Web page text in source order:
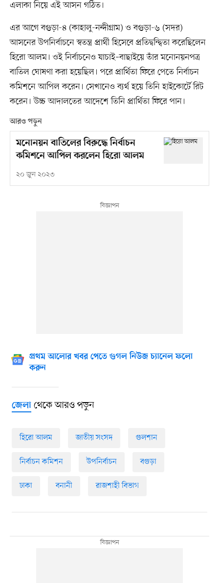
এলাকা নিয়ে এই আসন গঠিত।
এর আগে বগুড়া-৪ (কাহালু-নন্দীগ্রাম) ও বগুড়া-৬ (সদর)
আসনের উপনির্বাচনে স্বতন্ত্র প্রার্থী হিসেবে প্রতিদ্বন্দ্বিতা করেছিলেন
হিরো আলম। ওই নির্বাচনেও যাচাই–বাছাইয়ে তাঁর মনোনয়নপত্র
বাতিল ঘোষণা করা হয়েছিল। পরে প্রার্থিতা ফিরে পেতে নির্বাচন
কমিশনে আপিল করেন। সেখানেও ব্যর্থ হয়ে তিনি হাইকোর্টে রিট
করেন। উচ্চ আদালতের আদেশে তিনি প্রার্থিতা ফিরে পান।
আরও পড়ুন
মনোনয়ন বাতিলের বিরুদ্ধে নির্বাচন
কমিশনে আপিল করলেন হিরো আলম
২০ জুন ২০২৩
প্রথম আলোর খবর পেতে গুগল নিউজ চ্যানেল ফলো
করুন
জেলাথেকে আরও পড়ুন
হিরো আলম জাতীয় সংসদ গুলশান
নির্বাচন কমিশন উপনির্বাচন বগুড়া
ঢাকা বনানী রাজশাহী বিভাগ